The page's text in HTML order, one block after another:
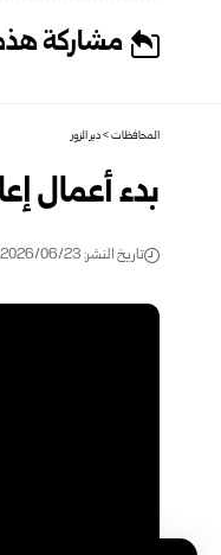
مشاركة
المحافظات>دير الزور
بدء أعمال
تاريخ النشر: 2026/06/23 4:23 مساءً